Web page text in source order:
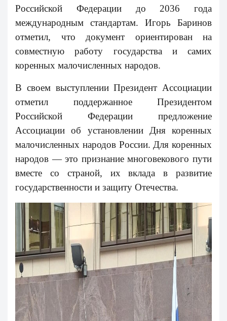
Российской Федерации до 2036 года
международным стандартам. Игорь Баринов
отметил, что документ ориентирован на
совместную работу государства и самих
коренных малочисленных народов.
В своем выступлении Президент Ассоциации
отметил поддержанное Президентом
Российской Федерации предложение
Ассоциации об установлении Дня коренных
малочисленных народов России. Для коренных
народов — это признание многовекового пути
вместе со страной, их вклада в развитие
государственности и защиту Отечества.